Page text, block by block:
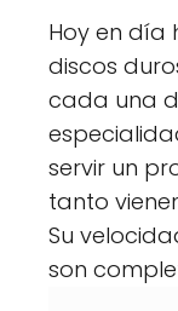
Hoy en día
discos
cada una
servir un
tanto
Su
son